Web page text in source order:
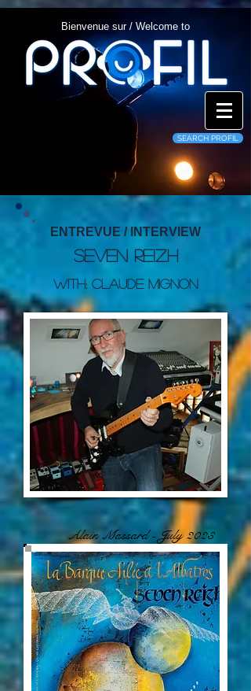
Bienvenue sur / Welcome to
SEARCH PROFIL
ENTREVUE / INTERVIEW
Seven Reizh
With: Claude Mignon
Alain Massard - July 2023